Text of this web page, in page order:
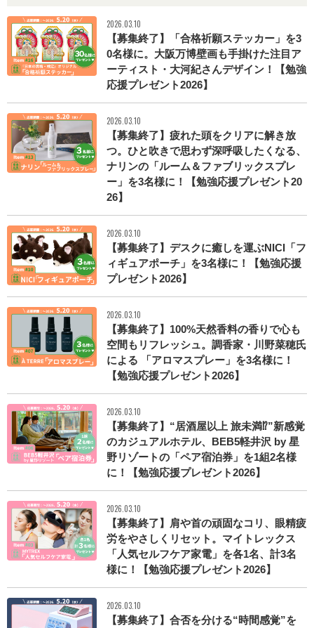
2026.03.10
【募集終了】「合格祈願ステッカー」を3
0名様に。大阪万博壁画も手掛けた注目ア
ーティスト・大河紀さんデザイン！【勉強
応援プレゼント2026】
2026.03.10
【募集終了】疲れた頭をクリアに解き放
つ。ひと吹きで思わず深呼吸したくなる、
ナリンの「ルーム＆ファブリックスプレ
ー」を3名様に！【勉強応援プレゼント20
26】
2026.03.10
【募集終了】デスクに癒しを運ぶNICI「フ
ィギュアポーチ」を3名様に！【勉強応援
プレゼント2026】
2026.03.10
【募集終了】100%天然香料の香りで心も
空間もリフレッシュ。調香家・川野菜穂氏
による 「アロマスプレー」を3名様に！
【勉強応援プレゼント2026】
2026.03.10
【募集終了】“居酒屋以上 旅未満⁉”新感覚
のカジュアルホテル、BEB5軽井沢 by 星
野リゾートの「ペア宿泊券」を1組2名様
に！【勉強応援プレゼント2026】
2026.03.10
【募集終了】肩や首の頑固なコリ、眼精疲
労をやさしくリセット。マイトレックス
「人気セルフケア家電」を各1名、計3名
様に！【勉強応援プレゼント2026】
2026.03.10
【募集終了】合否を分ける“時間感覚”を